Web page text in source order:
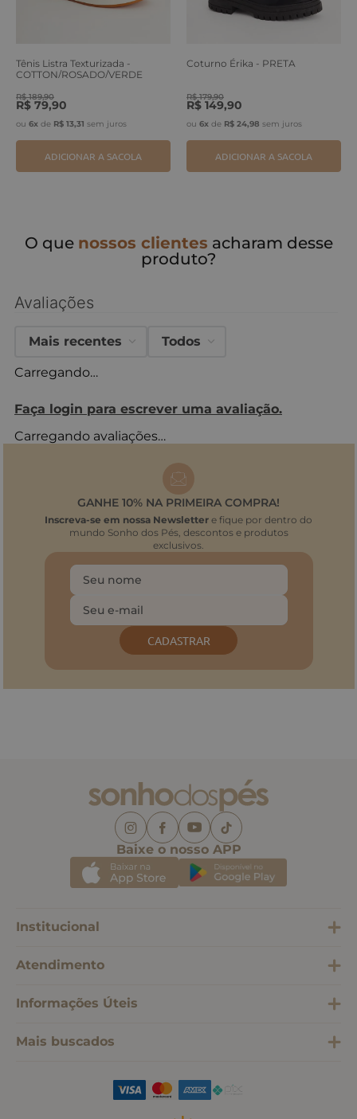
Tênis Listra Texturizada -
COTTON/ROSADO/VERDE
R$ 189,90
R$ 79,90
ou 6x de R$ 13,31 sem juros
ADICIONAR A SACOLA
Coturno Érika - PRETA
R$ 179,90
R$ 149,90
ou 6x de R$ 24,98 sem juros
ADICIONAR A SACOLA
O que nossos clientes acharam desse
produto?
Avaliações
Carregando…
Faça login para escrever uma avaliação.
Mais recentes Todos
Carregando avaliações…
GANHE 10% NA PRIMEIRA COMPRA!
Inscreva-se em nossa Newsletter e fique por dentro do
mundo Sonho dos Pés, descontos e produtos
exclusivos.
CADASTRAR
Baixe o nosso APP
Institucional
Atendimento
Informações Úteis
Mais buscados